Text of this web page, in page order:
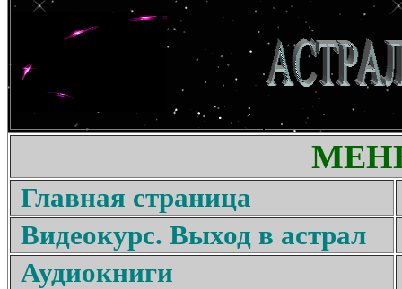
Главная страница
Видеокурс. Выход в астрал
Аудиокниги